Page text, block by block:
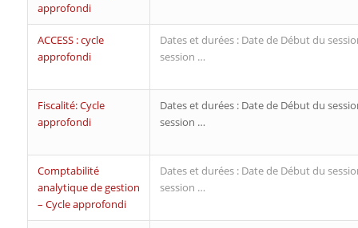
approfondi
ACCESS : cycle
approfondi
Dates et durées : Date de Début du
session …
Fiscalité: Cycle
approfondi
Dates et durées : Date de Début du
session …
Comptabilité
analytique de gestion
– Cycle approfondi
Dates et durées : Date de Début du
session …